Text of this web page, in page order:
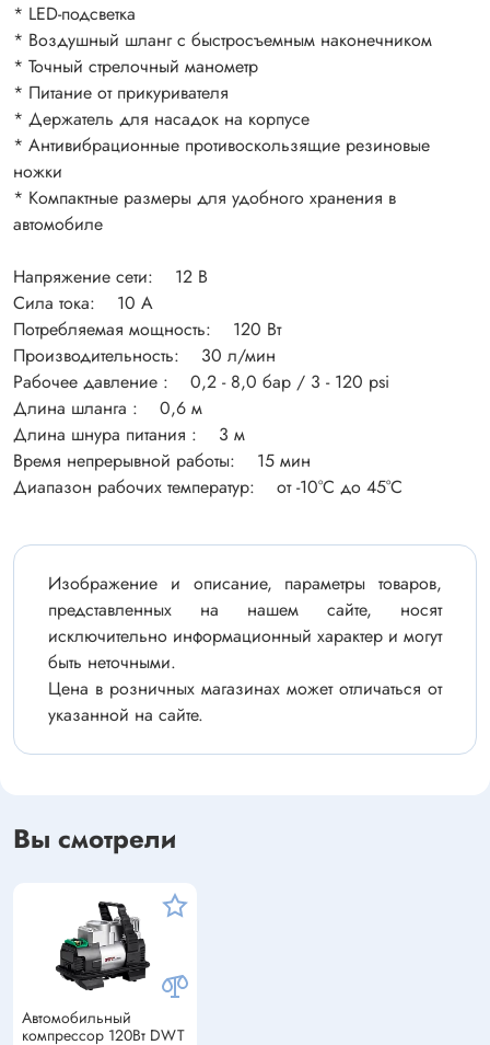
* LED-подсветка
* Воздушный шланг с быстросъемным наконечником
* Точный стрелочный манометр
* Питание от прикуривателя
* Держатель для насадок на корпусе
* Антивибрационные противоскользящие резиновые
ножки
* Компактные размеры для удобного хранения в
автомобиле
Напряжение сети: 12 В
Сила тока: 10 А
Потребляемая мощность: 120 Вт
Производительность: 30 л/мин
Рабочее давление : 0,2 - 8,0 бар / 3 - 120 psi
Длина шланга : 0,6 м
Длина шнура питания : 3 м
Время непрерывной работы: 15 мин
Диапазон рабочих температур: от -10°C до 45°C
Изображение и описание, параметры товаров,
представленных на нашем сайте, носят
исключительно информационный характер и могут
быть неточными.
Цена в розничных магазинах может отличаться от
указанной на сайте.
Вы смотрели
Автомобильный
компрессор 120Вт DWT